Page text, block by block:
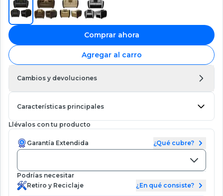
Comprar ahora
Agregar al carro
Cambios y devoluciones
Características principales
Llévalos con tu producto
Garantía Extendida ¿Qué cubre?
Podrías necesitar
Retiro y Reciclaje
¿En qué consiste?